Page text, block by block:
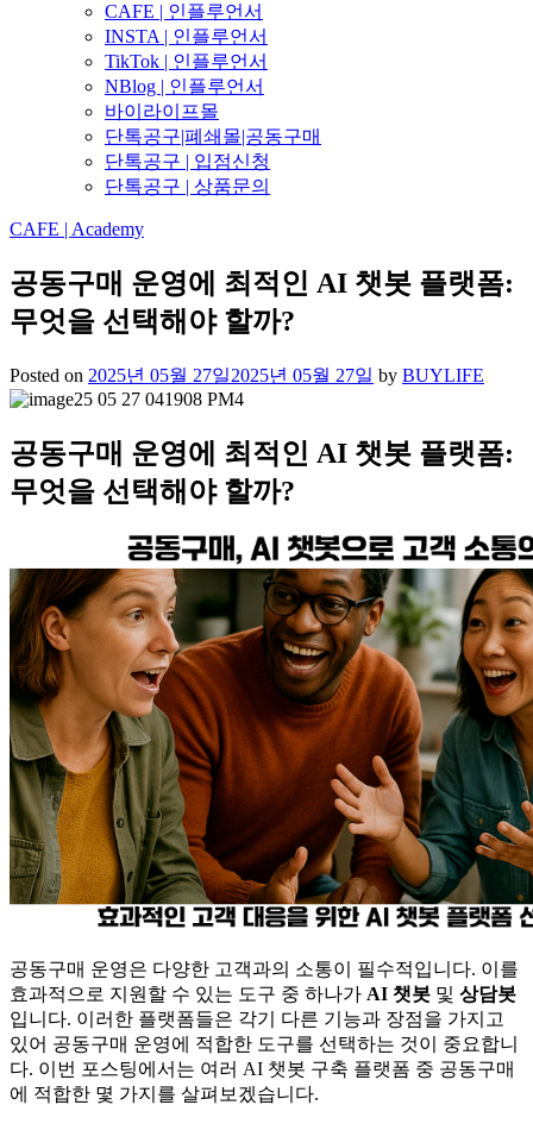
CAFE | 인플루언서
INSTA | 인플루언서
TikTok | 인플루언서
NBlog | 인플루언서
바이라이프몰
단톡공구|폐쇄몰|공동구매
단톡공구 | 입점신청
단톡공구 | 상품문의
CAFE | Academy
공동구매 운영에 최적인 AI 챗봇 플랫폼:
무엇을 선택해야 할까?
Posted on 2025년 05월 27일2025년 05월 27일 by BUYLIFE
공동구매 운영에 최적인 AI 챗봇 플랫폼:
무엇을 선택해야 할까?
공동구매 운영은 다양한 고객과의 소통이 필수적입니다. 이를
효과적으로 지원할 수 있는 도구 중 하나가 AI 챗봇 및 상담봇
입니다. 이러한 플랫폼들은 각기 다른 기능과 장점을 가지고
있어 공동구매 운영에 적합한 도구를 선택하는 것이 중요합니
다. 이번 포스팅에서는 여러 AI 챗봇 구축 플랫폼 중 공동구매
에 적합한 몇 가지를 살펴보겠습니다.